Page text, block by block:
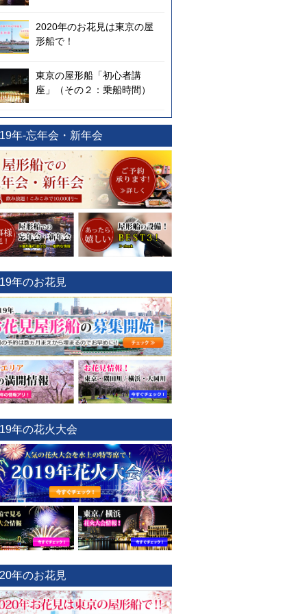
2020年のお花見は東京の屋
形船で！
東京の屋形船「初心者講
座」（その２：乗船時間）
年-忘年会・新年会
年のお花見
年の花火大会
年のお花見